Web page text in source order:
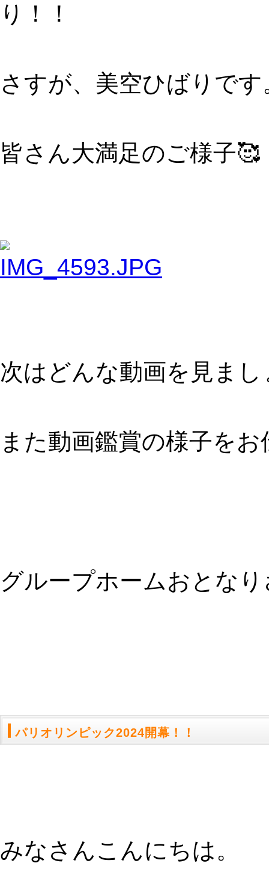
り！！
さすが、美空ひばりです
皆さん大満足のご様子🥰
次はどんな動画を見ま
また動画鑑賞の様子を
グループホームおとな
パリオリンピック2024開幕！！
みなさんこんにちは。